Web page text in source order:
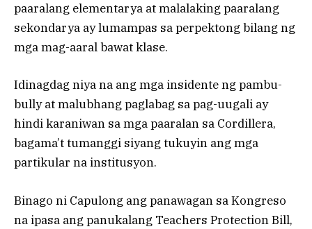
paaralang elementarya at malalaking paaralang
sekondarya ay lumampas sa perpektong bilang ng
mga mag-aaral bawat klase.
Idinagdag niya na ang mga insidente ng pambu-
bully at malubhang paglabag sa pag-uugali ay
hindi karaniwan sa mga paaralan sa Cordillera,
bagama’t tumanggi siyang tukuyin ang mga
partikular na institusyon.
Binago ni Capulong ang panawagan sa Kongreso
na ipasa ang panukalang Teachers Protection Bill,